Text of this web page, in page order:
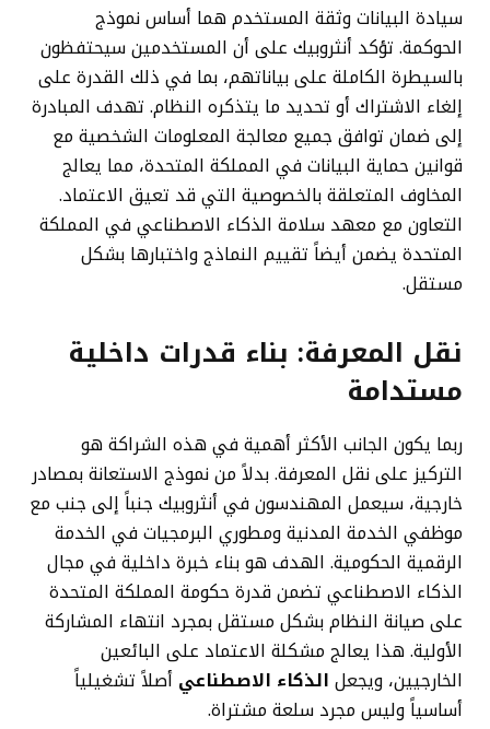
سيادة البيانات وثقة المستخدم هما أساس نموذج
الحوكمة. تؤكد أنثروبيك على أن المستخدمين سيحتفظون
بالسيطرة الكاملة على بياناتهم، بما في ذلك القدرة على
إلغاء الاشتراك أو تحديد ما يتذكره النظام. تهدف المبادرة
إلى ضمان توافق جميع معالجة المعلومات الشخصية مع
قوانين حماية البيانات في المملكة المتحدة، مما يعالج
المخاوف المتعلقة بالخصوصية التي قد تعيق الاعتماد.
التعاون مع معهد سلامة الذكاء الاصطناعي في المملكة
المتحدة يضمن أيضاً تقييم النماذج واختبارها بشكل
مستقل.
نقل المعرفة: بناء قدرات داخلية
مستدامة
ربما يكون الجانب الأكثر أهمية في هذه الشراكة هو
التركيز على نقل المعرفة. بدلاً من نموذج الاستعانة بمصادر
خارجية، سيعمل المهندسون في أنثروبيك جنباً إلى جنب مع
موظفي الخدمة المدنية ومطوري البرمجيات في الخدمة
الرقمية الحكومية. الهدف هو بناء خبرة داخلية في مجال
الذكاء الاصطناعي تضمن قدرة حكومة المملكة المتحدة
على صيانة النظام بشكل مستقل بمجرد انتهاء المشاركة
الأولية. هذا يعالج مشكلة الاعتماد على البائعين
الخارجيين، ويجعل الذكاء الاصطناعي أصلاً تشغيلياً
أساسياً وليس مجرد سلعة مشتراة.